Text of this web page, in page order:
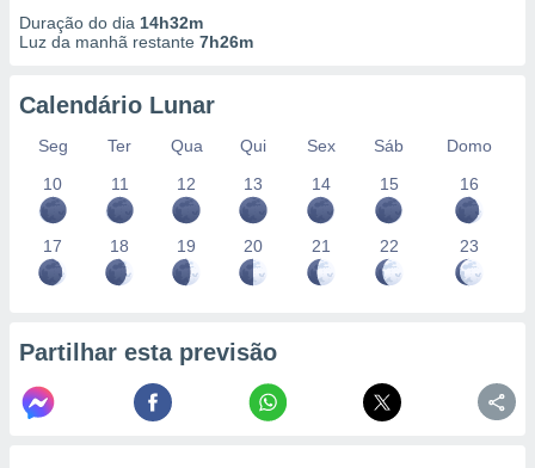
Duração do dia 14h32m
Luz da manhã restante 7h26m
Calendário Lunar
Seg Ter Qua Qui Sex Sáb
Domo
10
11 12 13 14 15 16
17 18 19 20 21 22 23
Partilhar esta previsão